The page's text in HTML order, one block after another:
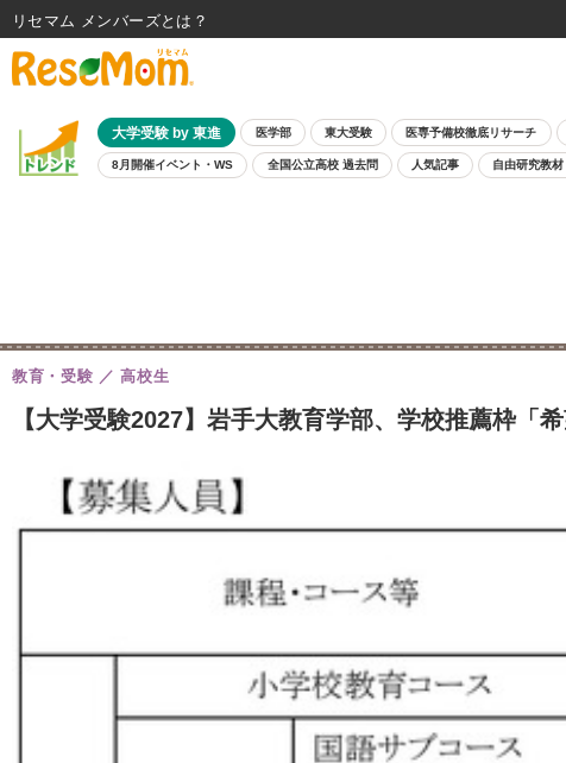
大学受験 by 東進 医学部 東大受験 医専予備校徹底リサーチ
8月開催イベント・WS 全国公立高校 過去問 人気記事 自由研究教材
【大学受験2027】岩手大教育学部、学校推薦枠「
教育・受験 高校生
リセマム メンバーズ